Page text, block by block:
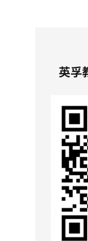
英孚